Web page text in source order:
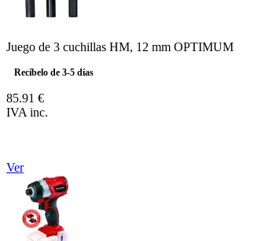
Juego de 3 cuchillas HM, 12 mm OPTIMUM
Recíbelo de 3-5 días
85.91 €
IVA inc.
Ver